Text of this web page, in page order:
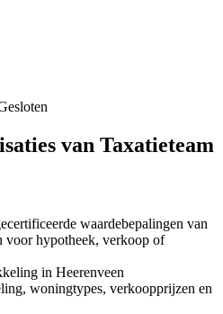
van Taxatieteam
waardebepalingen van
voor hypotheek, verkoop of
in Heerenveen
woningtypes, verkoopprijzen en